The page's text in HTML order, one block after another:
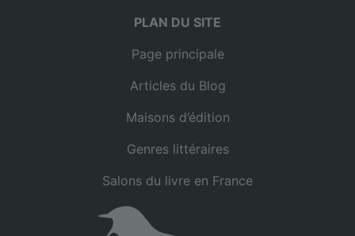
PLAN DU SITE
Page principale
Articles du Blog
Maisons d’édition
Genres littéraires
Salons du livre en France